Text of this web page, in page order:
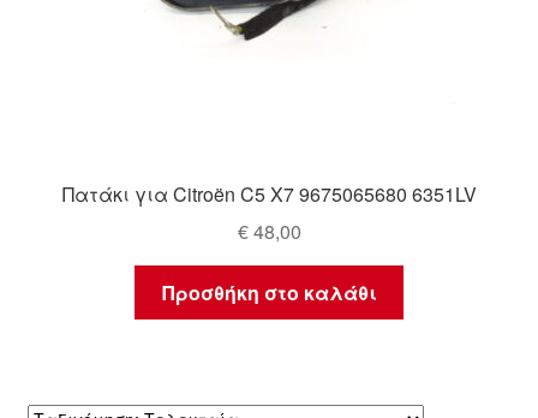
Πατάκι για Citroën C5 X7 9675065680 6351LV
€48,00
Προσθήκη στο καλάθι